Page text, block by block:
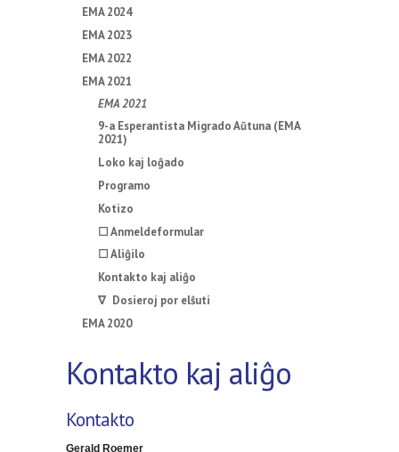
EMA 2024
EMA 2023
EMA 2022
EMA 2021
EMA 2021
9-a Esperantista Migrado Aŭtuna (EMA
2021)
Loko kaj loĝado
Programo
Kotizo
☐ Anmeldeformular
☐ Aliĝilo
Kontakto kaj aliĝo
∇ Dosieroj por elŝuti
EMA 2020
Kontakto kaj aliĝo
Kontakto
Gerald Roemer